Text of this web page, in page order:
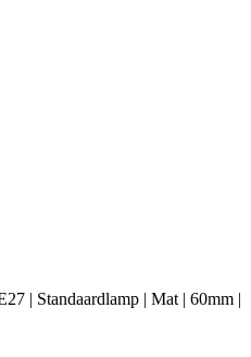
| Standaardlamp | Mat | 60mm |